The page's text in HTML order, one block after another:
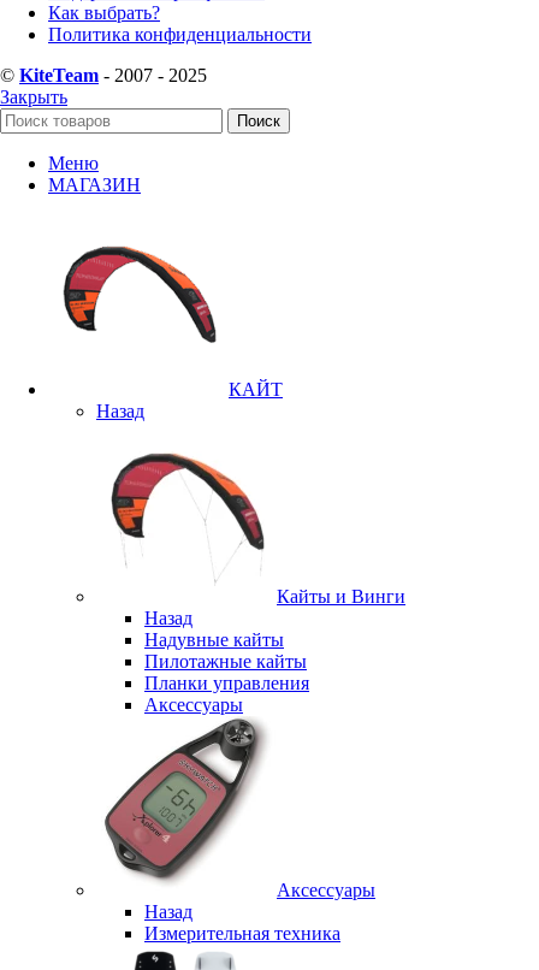
Как выбрать?
Политика конфиденциальности
© KiteTeam - 2007 - 2025
Закрыть
Поиск
Меню
МАГАЗИН
КАЙТ
Назад
Кайты и Винги
Назад
Надувные кайты
Пилотажные кайты
Планки управления
Аксессуары
Аксессуары
Назад
Измерительная техника